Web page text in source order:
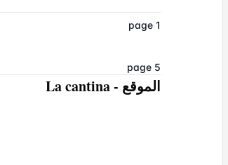
page 1
page 5
الموقع -
La cantina